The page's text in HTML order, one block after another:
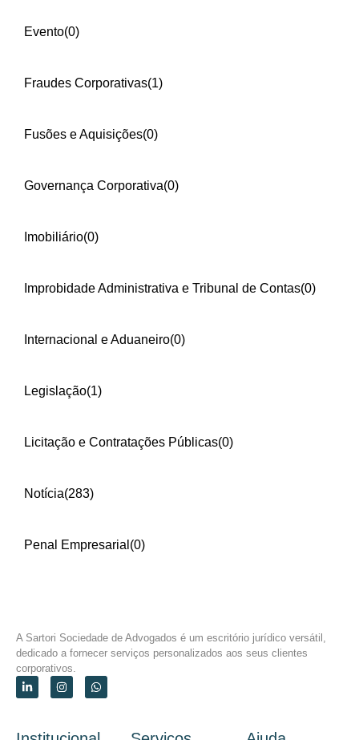
Evento(0)
Fraudes Corporativas(1)
Fusões e Aquisições(0)
Governança Corporativa(0)
Imobiliário(0)
Improbidade Administrativa e Tribunal de Contas(0)
Internacional e Aduaneiro(0)
Legislação(1)
Licitação e Contratações Públicas(0)
Notícia(283)
Penal Empresarial (0)
A Sartori Sociedade de Advogados é um escritório jurídico versátil,
dedicado a fornecer serviços personalizados aos seus clientes
corporativos.